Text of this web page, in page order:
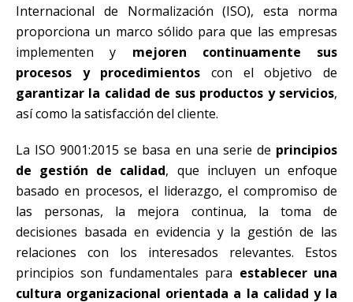
Internacional de Normalización (ISO), esta norma
proporciona un marco sólido para que las empresas
implementen y mejoren continuamente sus
procesos y procedimientos con el objetivo de
garantizar la calidad de sus productos y servicios,
así como la satisfacción del cliente.
La ISO 9001:2015 se basa en una serie de principios
de gestión de calidad, que incluyen un enfoque
basado en procesos, el liderazgo, el compromiso de
las personas, la mejora continua, la toma de
decisiones basada en evidencia y la gestión de las
relaciones con los interesados relevantes. Estos
principios son fundamentales para establecer una
cultura organizacional orientada a la calidad y la